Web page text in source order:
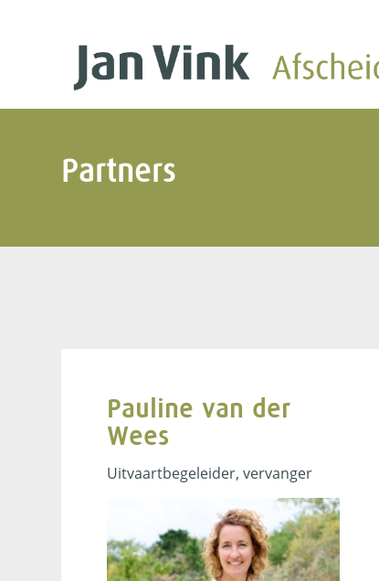
Partners
Pauline van der
Wees
Uitvaartbegeleider, vervanger